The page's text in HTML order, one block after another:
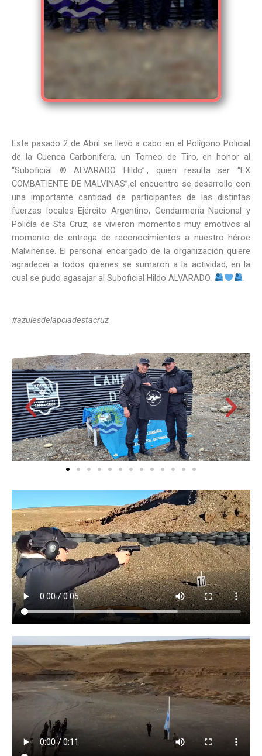
Este pasado 2 de Abril se llevó a cabo en el Polígono Policial
de la Cuenca Carbonifera, un Torneo de Tiro, en honor al
“Suboficial ® ALVARADO Hildo”., quien resulta ser “EX
COMBATIENTE DE MALVINAS”,el encuentro se desarrollo con
una importante cantidad de participantes de las distintas
fuerzas locales Ejército Argentino, Gendarmería Nacional y
Policía de Sta Cruz, se vivieron momentos muy emotivos al
momento de entrega de reconocimientos a nuestro héroe
Malvinense. El personal encargado de la organización quiere
agradecer a todos quienes se sumaron a la actividad, en la
cual se pudo agasajar al Suboficial Hildo ALVARADO.
.
#azulesdelapciadestacruz